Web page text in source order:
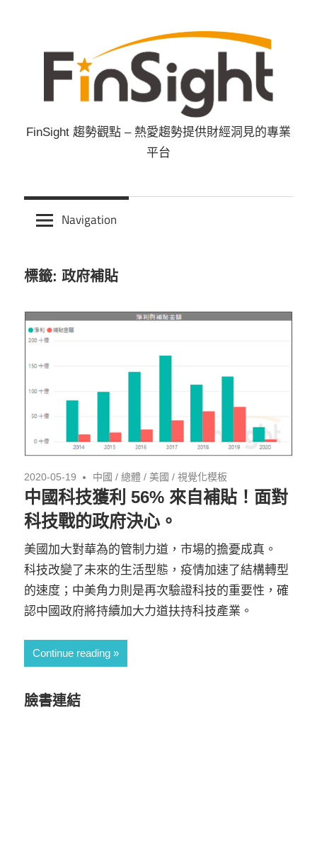
content
FinSight
勢
點
FinSight 趨勢觀點 – 熱愛趨勢提供財經洞見的專業
平台
Navigation
標籤: 政府補貼
2020-05-19 中國 /總體 /美國 /視覺化模板
中國科技獲利 56% 來自補貼！面對
科技戰的政府決心。
美國加大對華為的管制力道，市場的擔憂成真。
科技改變了未來的生活型態，疫情加速了結構轉型
的速度；中美角力則是再次驗證科技的重要性，確
認中國政府將持續加大力道扶持科技產業。
Continue reading
臉書連結